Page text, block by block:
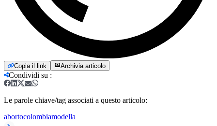
Copia il link Archivia articolo
Condividi su :
Le parole chiave/tag associati a questo articolo:
abortocolombiamodella